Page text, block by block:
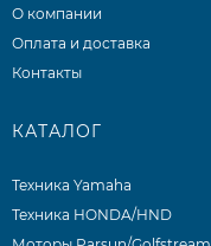
О компании
Оплата и доставка
Контакты
КАТАЛОГ
Техника Yamaha
Техника HONDA/HND